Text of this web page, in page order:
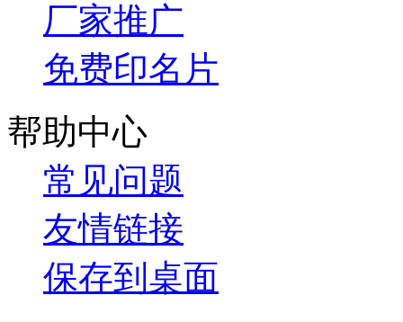
厂家推广
免费印名片
帮助中心
常见问题
友情链接
保存到桌面